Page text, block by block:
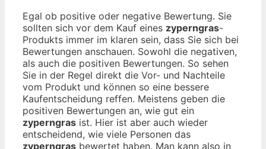
Egal ob positive oder negative Bewertung. Sie
sollten sich vor dem Kauf eines zyperngras-
Produkts immer im klaren sein, dass Sie sich bei
Bewertungen anschauen. Sowohl die negativen,
als auch die positiven Bewertungen. So sehen
Sie in der Regel direkt die Vor- und Nachteile
vom Produkt und können so eine bessere
Kaufentscheidung reffen. Meistens geben die
positiven Bewertungen an, wie gut ein
zyperngras ist. Hier ist aber auch wieder
entscheidend, wie viele Personen das
zyperngras bewertet haben. Man kann also in